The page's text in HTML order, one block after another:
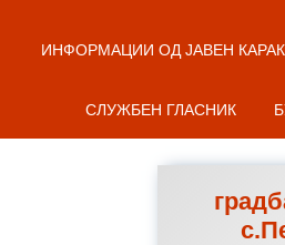
ИНФОРМАЦИИ ОД ЈАВЕН
СЛУЖБЕН ГЛАСНИК